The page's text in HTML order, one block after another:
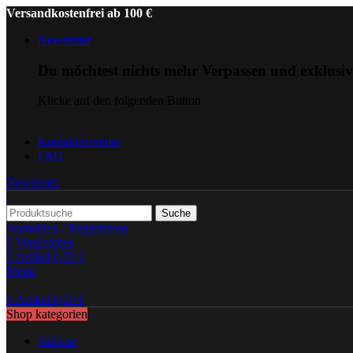
Versandkostenfrei ab 100 €
Newsletter
Kontaktformular
FAQ
Newsletter
Suche
Anmelden / Registrieren
0 Vergleichen
0Artikel 0,00 €
Menü
0Artikel 0,00 €
Shop kategorien
Anlässe